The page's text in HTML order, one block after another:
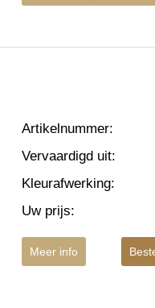
Artikelnummer:
Vervaardigd uit:
Kleurafwerking:
Uw prijs:
Meer info